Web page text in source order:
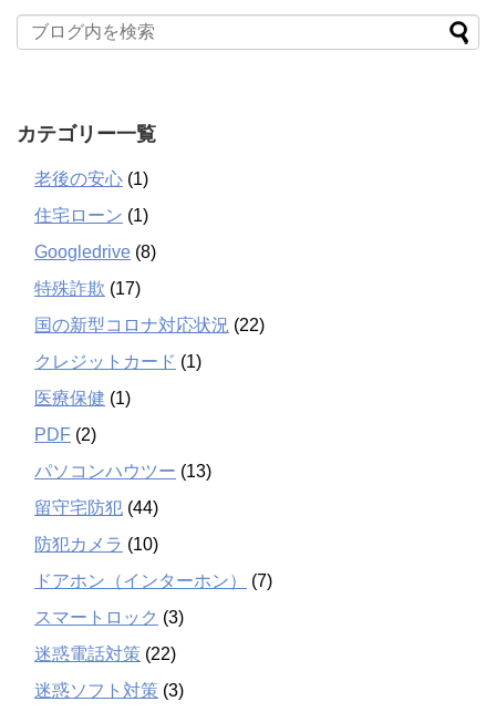
カテゴリー一覧
老後の安心 (1)
住宅ローン (1)
Googledrive (8)
特殊詐欺 (17)
国の新型コロナ対応状況 (22)
クレジットカード (1)
医療保健 (1)
PDF (2)
パソコンハウツー (13)
留守宅防犯 (44)
防犯カメラ (10)
ドアホン（インターホン）
(7)
スマートロック (3)
迷惑電話対策 (22)
迷惑ソフト対策 (3)